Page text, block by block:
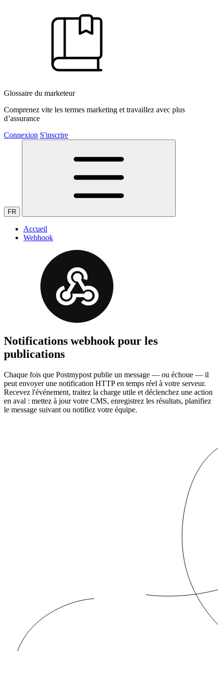
Glossaire du marketeur
Comprenez vite les termes marketing et travaillez avec plus
d’assurance
Connexion S'inscrire
FR
Accueil
Webhook
Notifications webhook pour les
publications
Chaque fois que Postmypost publie un message — ou échoue — il
peut envoyer une notification HTTP en temps réel à votre serveur.
Recevez l'événement, traitez la charge utile et déclenchez une action
en aval : mettez à jour votre CMS, enregistrez les résultats, planifiez
le message suivant ou notifiez votre équipe.